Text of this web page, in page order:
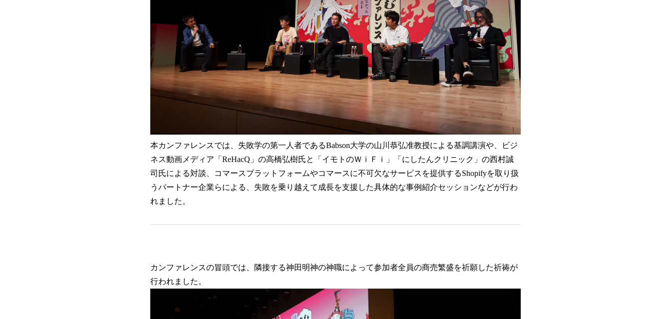
本カンファレンスでは、失敗学の第一人者であるBabson大学の山川恭弘准教授による基調講演や、ビジ
ネス動画メディア「ReHacQ」の高橋弘樹氏と「イモトのＷｉＦｉ」「にしたんクリニック」の西村誠
司氏による対談、コマースプラットフォームやコマースに不可欠なサービスを提供するShopifyを取り扱
うパートナー企業らによる、失敗を乗り越えて成長を支援した具体的な事例紹介セッションなどが行わ
れました。
カンファレンスの冒頭では、隣接する神田明神の神職によって参加者全員の商売繁盛を祈願した祈祷が
行われました。